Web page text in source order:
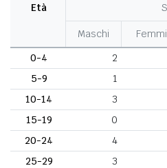
Età
Maschi
0-4
2
5-9
1
10-14
3
15-19
0
20-24
4
25-29
3